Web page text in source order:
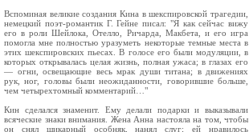
Вспоминая великие создания Кина в шекспировской трагедии,
немецкий поэт-романтик Г. Гейне писал: "Я как сейчас вижу
его в роли Шейлока, Отелло, Ричарда, Макбета, и его игра
помогла мне полностью уразуметь некоторые темные места в
этих шекспировских пьесах. В голосе его были модуляции, в
которых открывалась целая жизнь, полная ужаса; в глазах его
— огни, освещающие весь мрак души титана; в движениях
рук, ног, головы были неожиданности, говорившие больше,
чем четырехтомный комментарий…"
Кин сделался знаменит. Ему делали подарки и выказывали
всяческие знаки внимания. Жена Анна настояла на том, чтобы
он снял шикарный особняк, нанял слуг; ей нравилось